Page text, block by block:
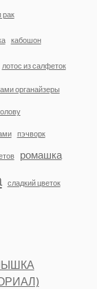
рак
кабошон
лотос из салфеток
органайзеры
пэчворк
ромашка
сладкий цветок